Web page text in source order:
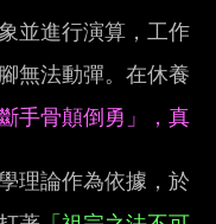
並進行演算，工作
無法動彈。在休養
斷手骨顛倒勇」，真
理論作為依據，於